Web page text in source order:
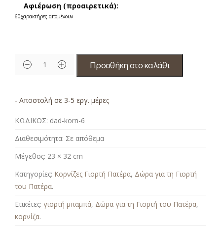
Αφιέρωση (προαιρετικά):
60χαρακτήρες απομένουν
Προσθήκη στο καλάθι
- Αποστολή σε 3-5 εργ. μέρες
ΚΩΔΙΚΟΣ: dad-korn-6
Διαθεσιμότητα: Σε απόθεμα
Μέγεθος: 23 × 32 cm
Κατηγορίες: Κορνίζες Γιορτή Πατέρα, Δώρα για τη Γιορτή
του Πατέρα.
Ετικέτες: γιορτή μπαμπά, Δώρα για τη Γιορτή του Πατέρα,
κορνίζα.